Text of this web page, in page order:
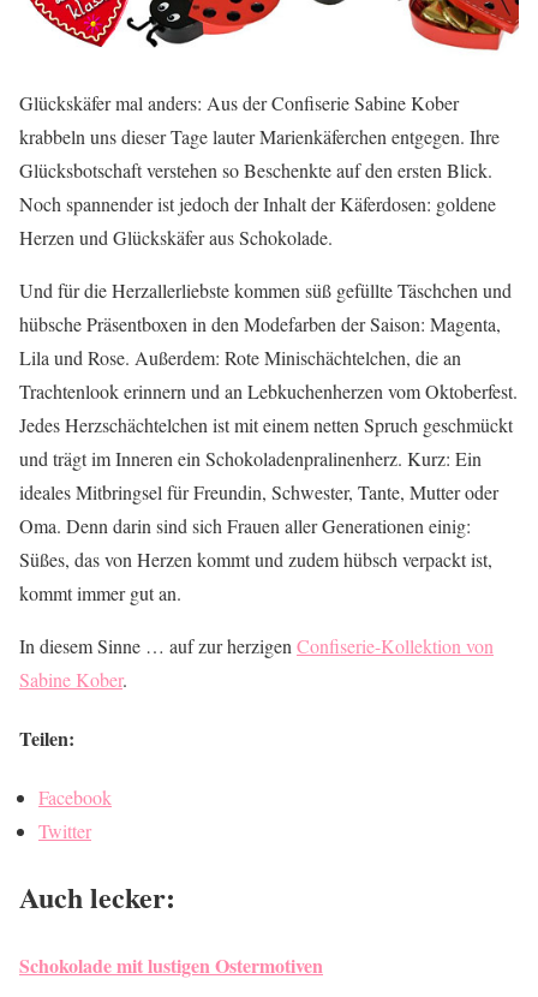
Glückskäfer mal anders: Aus der Confiserie Sabine Kober
krabbeln uns dieser Tage lauter Marienkäferchen entgegen. Ihre
Glücksbotschaft verstehen so Beschenkte auf den ersten Blick.
Noch spannender ist jedoch der Inhalt der Käferdosen: goldene
Herzen und Glückskäfer aus Schokolade.
Und für die Herzallerliebste kommen süß gefüllte Täschchen und
hübsche Präsentboxen in den Modefarben der Saison: Magenta,
Lila und Rose. Außerdem: Rote Minischächtelchen, die an
Trachtenlook erinnern und an Lebkuchenherzen vom Oktoberfest.
Jedes Herzschächtelchen ist mit einem netten Spruch geschmückt
und trägt im Inneren ein Schokoladenpralinenherz. Kurz: Ein
ideales Mitbringsel für Freundin, Schwester, Tante, Mutter oder
Oma. Denn darin sind sich Frauen aller Generationen einig:
Süßes, das von Herzen kommt und zudem hübsch verpackt ist,
kommt immer gut an.
In diesem Sinne … auf zur herzigen Confiserie-Kollektion von
Sabine Kober.
Teilen:
Facebook
Twitter
Auch lecker:
Schokolade mit lustigen Ostermotiven